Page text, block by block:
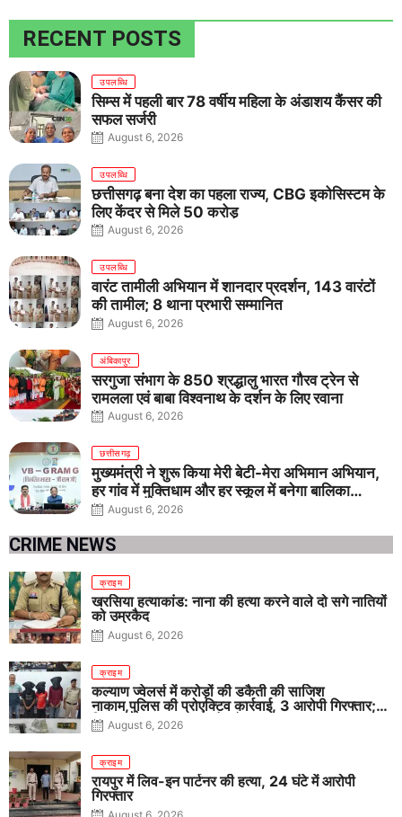
RECENT POSTS
उपलब्धि
सिम्स में पहली बार 78 वर्षीय महिला के अंडाशय कैंसर की
सफल सर्जरी
August 6, 2026
उपलब्धि
छत्तीसगढ़ बना देश का पहला राज्य, CBG इकोसिस्टम के
लिए केंद्र से मिले 50 करोड़
August 6, 2026
उपलब्धि
वारंट तामीली अभियान में शानदार प्रदर्शन, 143 वारंटों
की तामील; 8 थाना प्रभारी सम्मानित
August 6, 2026
अंबिकापुर
सरगुजा संभाग के 850 श्रद्धालु भारत गौरव ट्रेन से
रामलला एवं बाबा विश्वनाथ के दर्शन के लिए रवाना
August 6, 2026
छत्तीसगढ़
मुख्यमंत्री ने शुरू किया मेरी बेटी-मेरा अभिमान अभियान,
हर गांव में मुक्तिधाम और हर स्कूल में बनेगा बालिका
शौचालय
August 6, 2026
CRIME NEWS
क्राइम
खरसिया हत्याकांड: नाना की हत्या करने वाले दो सगे नातियों
को उम्रकैद
August 6, 2026
क्राइम
कल्याण ज्वेलर्स में करोड़ों की डकैती की साजिश
नाकाम,पुलिस की प्रोएक्टिव कार्रवाई, 3 आरोपी गिरफ्तार;
पिस्टल, कारतूस, चाकू और मोबाइल बरामद
August 6, 2026
क्राइम
रायपुर में लिव-इन पार्टनर की हत्या, 24 घंटे में आरोपी
गिरफ्तार